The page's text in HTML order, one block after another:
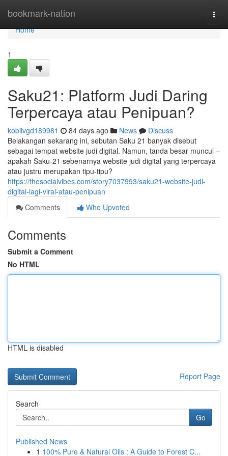
bookmark-nation
Home
Home
1
Saku21: Platform Judi Daring
Terpercaya atau Penipuan?
kobilvgd189981 84 days ago News
Discuss
Belakangan sekarang ini, sebutan Saku 21 banyak disebut
sebagai tempat website judi digital. Namun, tanda besar muncul –
apakah Saku-21 sebenarnya website judi digital yang terpercaya
atau justru merupakan tipu-tipu?
https://thesocialvibes.com/story7037993/saku21-website-judi-
digital-lagi-viral-atau-penipuan
Comments
Who Upvoted
Comments
Submit a Comment
No HTML
HTML is disabled
Report Page
Search
Go
Published News
1 100% Pure & Natural Oils : A Guide to Forest C...